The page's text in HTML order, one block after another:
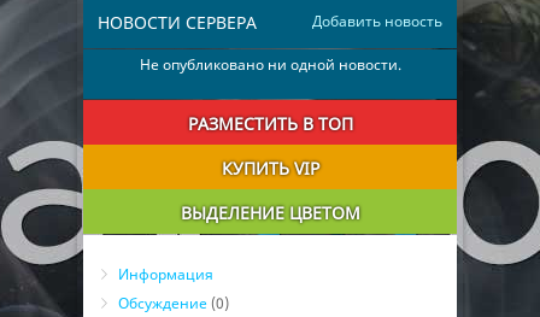
Добавить новость
НОВОСТИ СЕРВЕРА
Не опубликовано ни одной новости.
РАЗМЕСТИТЬ В ТОП
КУПИТЬ VIP
ВЫДЕЛЕНИЕ ЦВЕТОМ
Информация
Обсуждение (0)